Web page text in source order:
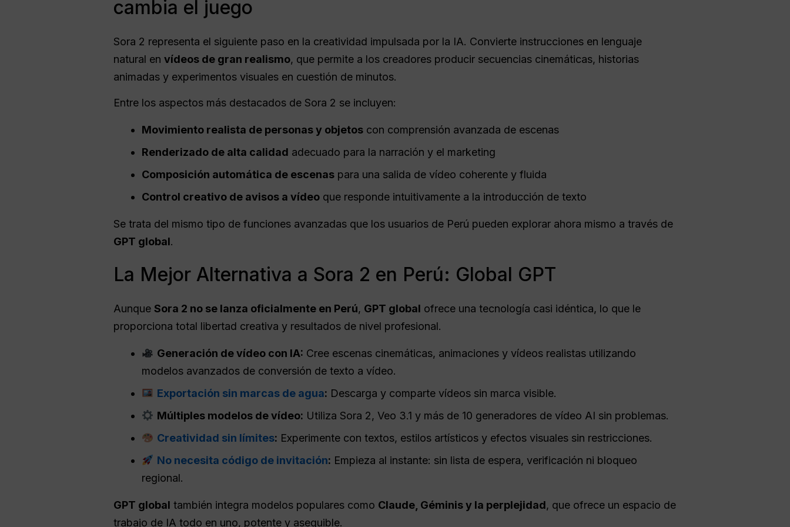
cambia el juego
Sora 2 representa el siguiente paso en la creatividad impulsada por la IA. Convierte instrucciones en lenguaje
natural en vídeos de gran realismo, que permite a los creadores producir secuencias cinemáticas, historias
animadas y experimentos visuales en cuestión de minutos.
Entre los aspectos más destacados de Sora 2 se incluyen:
Movimiento realista de personas y objetos con comprensión avanzada de escenas
Renderizado de alta calidad adecuado para la narración y el marketing
Composición automática de escenas para una salida de vídeo coherente y fluida
Control creativo de avisos a vídeo que responde intuitivamente a la introducción de texto
Se trata del mismo tipo de funciones avanzadas que los usuarios de Perú pueden explorar ahora mismo a través de
GPT global.
La Mejor Alternativa a Sora 2 en Perú: Global GPT
Aunque Sora 2 no se lanza oficialmente en Perú, GPT global ofrece una tecnología casi idéntica, lo que le
proporciona total libertad creativa y resultados de nivel profesional.
Generación de vídeo con IA: Cree escenas cinemáticas, animaciones y vídeos realistas utilizando
modelos avanzados de conversión de texto a vídeo.
Exportación sin marcas de agua: Descarga y comparte vídeos sin marca visible.
Múltiples modelos de vídeo: Utiliza Sora 2, Veo 3.1 y más de 10 generadores de vídeo AI sin problemas.
Creatividad sin límites: Experimente con textos, estilos artísticos y efectos visuales sin restricciones.
No necesita código de invitación: Empieza al instante: sin lista de espera, verificación ni bloqueo
regional.
GPT global también integra modelos populares como Claude, Géminis y la perplejidad, que ofrece un espacio de
trabajo de IA todo en uno, potente y asequible.